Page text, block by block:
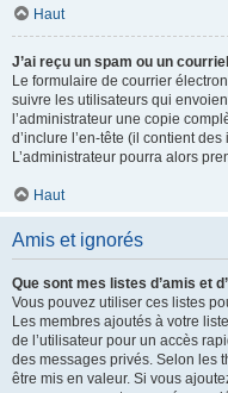
Haut
J’ai reçu un spam ou un
Le formulaire de courrier
suivre les utilisateurs qui
l’administrateur une copie
d’inclure l’en-tête (il contient
L’administrateur pourra alors
Haut
Amis et ignorés
Que sont mes listes d’amis et
Vous pouvez utiliser ces listes
Les membres ajoutés à votre
de l’utilisateur pour un accès
des messages privés. Selon les
être mis en valeur. Si vous